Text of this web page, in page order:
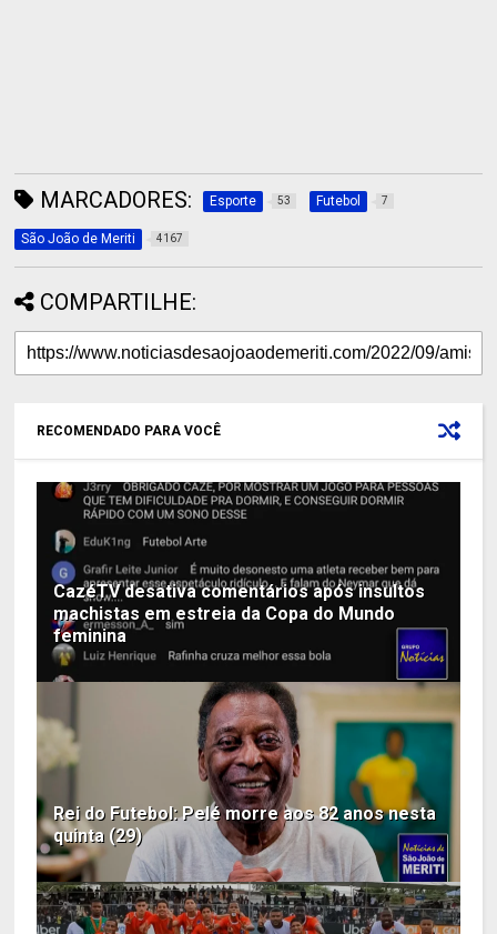
MARCADORES: Esporte 53 Futebol 7
São João de Meriti 4167
COMPARTILHE:
RECOMENDADO PARA VOCÊ
CazéTV desativa comentários após insultos
machistas em estreia da Copa do Mundo
feminina
Rei do Futebol: Pelé morre aos 82 anos nesta
quinta (29)